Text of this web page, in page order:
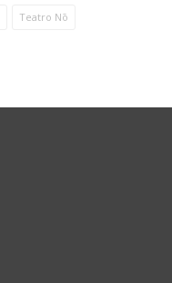
Teatro Nō